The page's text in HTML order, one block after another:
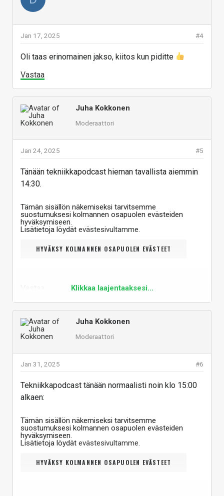
#4
Jan 17, 2025
Oli taas erinomainen jakso, kiitos kun piditte
Vastaa
Juha Kokkonen
Moderaattori
#5
Jan 24, 2025
Tänään tekniikkapodcast hieman tavallista aiemmin
14:30.
Tämän sisällön näkemiseksi tarvitsemme
suostumuksesi kolmannen osapuolen evästeiden
hyväksymiseen.
Lisätietoja löydät evästesivultamme.
HYVÄKSY KOLMANNEN OSAPUOLEN EVÄSTEET
Klikkaa laajentaaksesi...
Juha Kokkonen
Moderaattori
#6
Jan 31, 2025
Tekniikkapodcast tänään normaalisti noin klo 15:00
alkaen:
Tämän sisällön näkemiseksi tarvitsemme
suostumuksesi kolmannen osapuolen evästeiden
hyväksymiseen.
Lisätietoja löydät evästesivultamme.
HYVÄKSY KOLMANNEN OSAPUOLEN EVÄSTEET